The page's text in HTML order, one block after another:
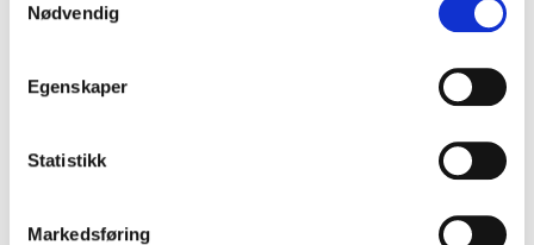
Nødvendig
Egenskaper
Statistikk
Markedsføring